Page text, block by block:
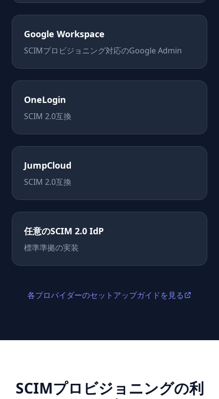
Google Workspace
SCIMプロビジョニング対応のGoogle Admin
OneLogin
SCIM 2.0互換
JumpCloud
SCIM 2.0互換
任意のSCIM 2.0 IdP
標準準拠の実装
各プロバイダーのセットアップガイドを見る
SCIMプロビジョニングの利